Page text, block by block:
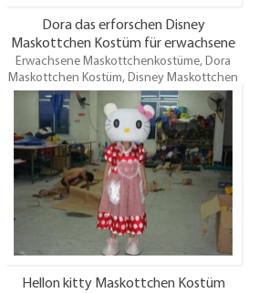
Dora das erforschen Disney
Maskottchen Kostüm für erwachsene
Bühnenaufführung
Erwachsene Maskottchenkostüme, Dora
Maskottchen Kostüm, Disney Maskottchen
Kostüm, Kongfu Panda, grauer Wolf, Hölle
Kitty Maskottchen Kostüm. Die Kostüm-
Maskaden gelten für Promotionen,
Vergnügungen, Themenparks,
Karnevalsfeiern, Festival, Verleih und andere
Veranstaltungen.Oem / odmist willkommen.
Hellon kitty Maskottchen Kostüm